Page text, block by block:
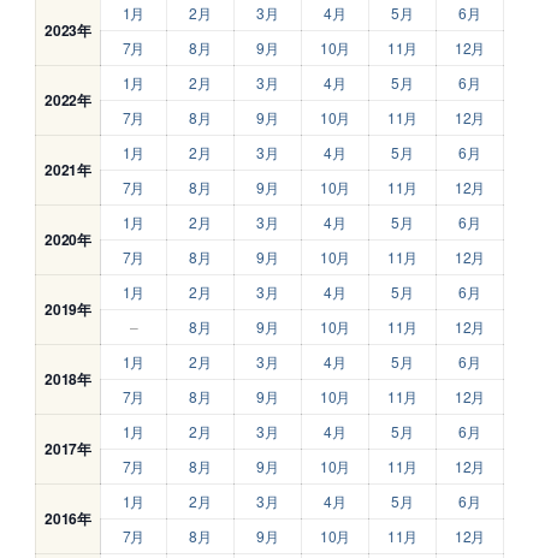
2023年
1月 2月 3月 4月 5月
6月
7月
8月 9月 10月 11月 12月
2022年
1月 2月 3月 4月 5月
6月
7月
8月 9月 10月 11月 12月
2021年
1月 2月 3月 4月 5月
6月
7月
8月 9月 10月 11月 12月
2020年
1月 2月 3月 4月 5月
6月
7月
8月 9月 10月 11月 12月
2019年
1月 2月 3月 4月 5月
6月
–
8月 9月 10月 11月 12月
2018年
1月 2月 3月 4月 5月
6月
7月
8月 9月 10月 11月 12月
2017年
1月 2月 3月 4月 5月
6月
7月
8月 9月 10月 11月 12月
2016年
1月 2月 3月 4月 5月
6月
7月
8月 9月 10月 11月 12月